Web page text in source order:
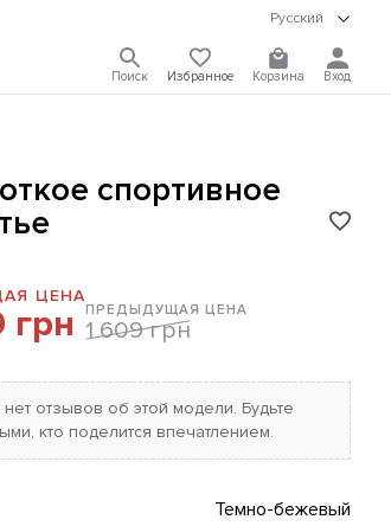
Русский
Поиск Избранное Корзина Вход
спортивное
ЦЕНА
грн ПРЕДЫДУЩАЯ ЦЕНА
1 609 грн
отзывов об этой модели. Будьте
кто поделится впечатлением.
Темно-бежевый